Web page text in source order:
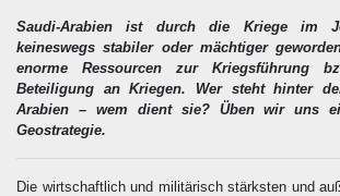
Saudi-Arabien ist durch die Kriege im
keineswegs stabiler oder mächtiger
enorme Ressourcen zur Kriegsführung
Beteiligung an Kriegen. Wer steht hinter
Arabien – wem dient sie? Üben wir uns
Geostrategie.
Die wirtschaftlich und militärisch stärksten und